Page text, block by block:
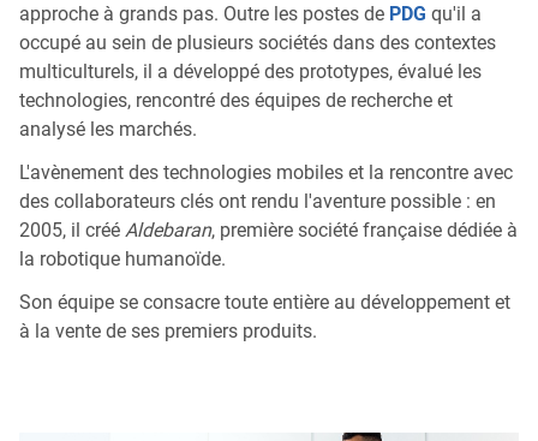
approche à grands pas. Outre les postes de PDG qu'il a
occupé au sein de plusieurs sociétés dans des contextes
multiculturels, il a développé des prototypes, évalué les
technologies, rencontré des équipes de recherche et
analysé les marchés.
L'avènement des technologies mobiles et la rencontre avec
des collaborateurs clés ont rendu l'aventure possible : en
2005, il créé Aldebaran, première société française dédiée à
la robotique humanoïde.
Son équipe se consacre toute entière au développement et
à la vente de ses premiers produits.